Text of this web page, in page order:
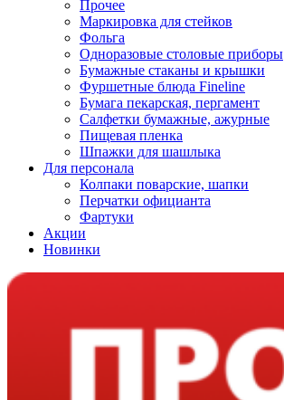
Прочее
Маркировка для стейков
Фольга
Одноразовые столовые приборы
Бумажные стаканы и крышки
Фуршетные блюда Fineline
Бумага пекарская, пергамент
Салфетки бумажные, ажурные
Пищевая пленка
Шпажки для шашлыка
Для персонала
Колпаки поварские, шапки
Перчатки официанта
Фартуки
Акции
Новинки